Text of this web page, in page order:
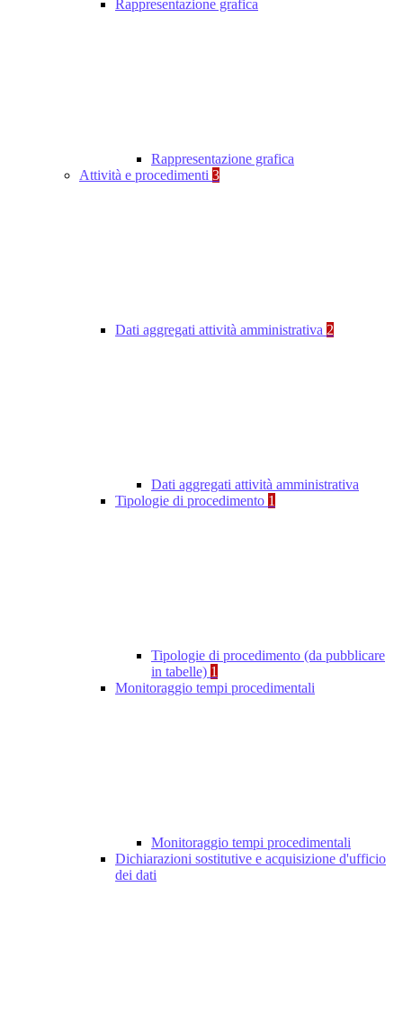
Rappresentazione grafica
Rappresentazione grafica
Attività e procedimenti 3
Dati aggregati attività amministrativa 2
Dati aggregati attività amministrativa
Tipologie di procedimento 1
Tipologie di procedimento (da pubblicare
in tabelle) 1
Monitoraggio tempi procedimentali
Monitoraggio tempi procedimentali
Dichiarazioni sostitutive e acquisizione d'ufficio
dei dati